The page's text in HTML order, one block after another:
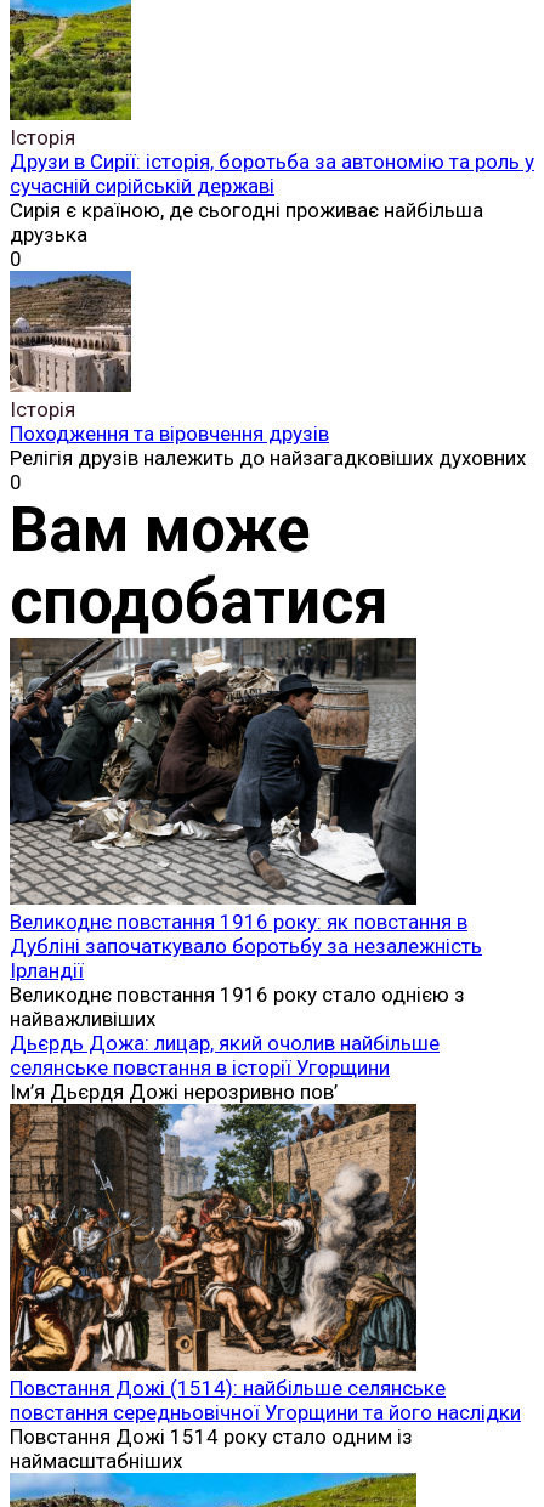
Історія
Друзи в Сирії: історія, боротьба за автономію та роль у
сучасній сирійській державі
Сирія є країною, де сьогодні проживає найбільша
друзька
0
Історія
Походження та віровчення друзів
Релігія друзів належить до найзагадковіших духовних
0
Вам може
сподобатися
Великоднє повстання 1916 року: як повстання в
Дубліні започаткувало боротьбу за незалежність
Ірландії
Великоднє повстання 1916 року стало однією з
найважливіших
Дьєрдь Дожа: лицар, який очолив найбільше
селянське повстання в історії Угорщини
Ім’я Дьєрдя Дожі нерозривно пов’
Повстання Дожі (1514): найбільше селянське
повстання середньовічної Угорщини та його наслідки
Повстання Дожі 1514 року стало одним із
наймасштабніших